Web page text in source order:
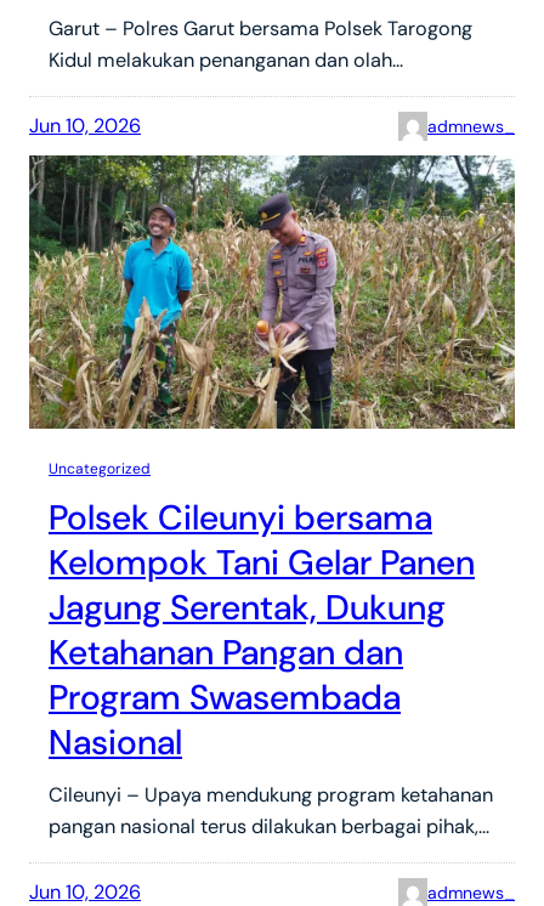
Garut – Polres Garut bersama Polsek Tarogong
Kidul melakukan penanganan dan olah…
Jun 10, 2026 admnews_
Uncategorized
Polsek Cileunyi bersama
Kelompok Tani Gelar Panen
Jagung Serentak, Dukung
Ketahanan Pangan dan
Program Swasembada
Nasional
Cileunyi – Upaya mendukung program ketahanan
pangan nasional terus dilakukan berbagai pihak,…
Jun 10, 2026 admnews_